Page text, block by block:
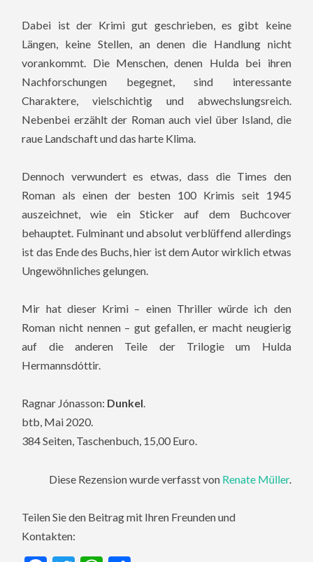
Dabei ist der Krimi gut geschrieben, es gibt keine
Längen, keine Stellen, an denen die Handlung nicht
vorankommt. Die Menschen, denen Hulda bei ihren
Nachforschungen begegnet, sind interessante
Charaktere, vielschichtig und abwechslungsreich.
Nebenbei erzählt der Roman auch viel über Island, die
raue Landschaft und das harte Klima.
Dennoch verwundert es etwas, dass die Times den
Roman als einen der besten 100 Krimis seit 1945
auszeichnet, wie ein Sticker auf dem Buchcover
behauptet. Fulminant und absolut verblüffend allerdings
ist das Ende des Buchs, hier ist dem Autor wirklich etwas
Ungewöhnliches gelungen.
Mir hat dieser Krimi – einen Thriller würde ich den
Roman nicht nennen – gut gefallen, er macht neugierig
auf die anderen Teile der Trilogie um Hulda
Hermannsdóttir.
Ragnar Jónasson: Dunkel.
btb, Mai 2020.
384 Seiten, Taschenbuch, 15,00 Euro.
Diese Rezension wurde verfasst von Renate Müller.
Teilen Sie den Beitrag mit Ihren Freunden und
Kontakten: